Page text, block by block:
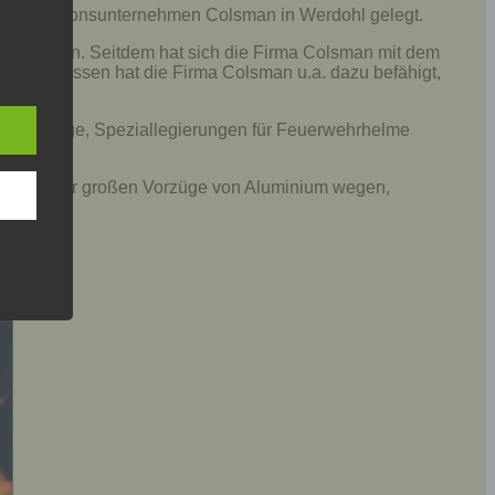
Traditionsunternehmen Colsman in Werdohl gelegt.
werden. Seitdem hat sich die Firma Colsman mit dem
Wissen hat die Firma Colsman u.a. dazu befähigt,
der Lage, Speziallegierungen für Feuerwehrhelme
der großen Vorzüge von Aluminium wegen,